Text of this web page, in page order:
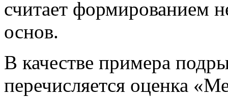
считает формированием
основ.
В качестве примера
перечисляется оценка